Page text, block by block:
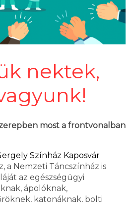
nektek,
most a frontvonalban
Színház Kaposvár
a Nemzeti Táncszínház is
az egészségügyi
ápolóknak,
katonáknak, bolti